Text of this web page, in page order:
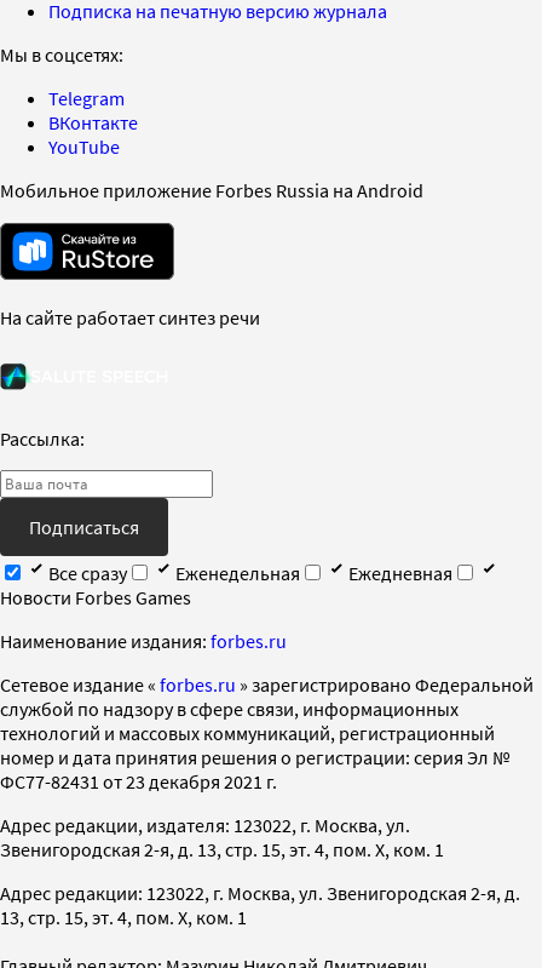
Подписка на печатную версию журнала
Мы в соцсетях:
Telegram
ВКонтакте
YouTube
Мобильное приложение Forbes Russia на Android
На сайте работает синтез речи
Рассылка:
Подписаться
Все сразу
Еженедельная
Ежедневная
Новости Forbes Games
Наименование издания: forbes.ru
Cетевое издание « forbes.ru » зарегистрировано Федеральной
службой по надзору в сфере связи, информационных
технологий и массовых коммуникаций, регистрационный
номер и дата принятия решения о регистрации: серия Эл №
ФС77-82431 от 23 декабря 2021 г.
Адрес редакции, издателя: 123022, г. Москва, ул.
Звенигородская 2-я, д. 13, стр. 15, эт. 4, пом. X, ком. 1
Адрес редакции: 123022, г. Москва, ул. Звенигородская 2-я, д.
13, стр. 15, эт. 4, пом. X, ком. 1